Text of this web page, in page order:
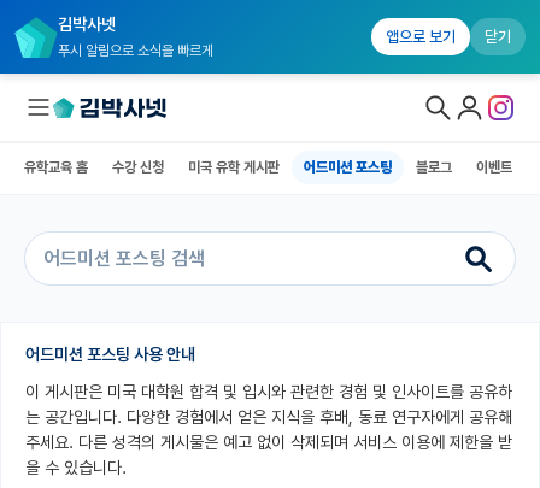
김박사넷
푸시 알림으로 소식을 빠르게
앱으로 보기 닫기
국내대학원 정보
커뮤니티
커리어
유학교육
유학교육 홈 수강 신청 미국 유학 게시판 어드미션 포스팅 블로그 이벤트
유학교육 홈 어드미션 포스팅 블로그
어드미션 포스팅 사용 안내
이 게시판은 미국 대학원 합격 및 입시와 관련한 경험 및 인사이트를 공유하
는 공간입니다. 다양한 경험에서 얻은 지식을 후배, 동료 연구자에게 공유해
주세요. 다른 성격의 게시물은 예고 없이 삭제되며 서비스 이용에 제한을 받
을 수 있습니다.